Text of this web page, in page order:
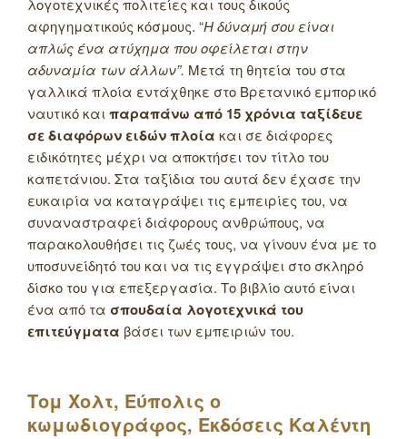
λογοτεχνικές πολιτείες και τους δικούς
αφηγηματικούς κόσμους. “Η δύναμή σου είναι
απλώς ένα ατύχημα που οφείλεται στην
αδυναμία των άλλων”. Μετά τη θητεία του στα
γαλλικά πλοία εντάχθηκε στο Βρετανικό εμπορικό
ναυτικό και παραπάνω από 15 χρόνια ταξίδευε
σε διαφόρων ειδών πλοία και σε διάφορες
ειδικότητες μέχρι να αποκτήσει τον τίτλο του
καπετάνιου. Στα ταξίδια του αυτά δεν έχασε την
ευκαιρία να καταγράψει τις εμπειρίες του, να
συναναστραφεί διάφορους ανθρώπους, να
παρακολουθήσει τις ζωές τους, να γίνουν ένα με το
υποσυνείδητό του και να τις εγγράψει στο σκληρό
δίσκο του για επεξεργασία. Το βιβλίο αυτό είναι
ένα από τα σπουδαία λογοτεχνικά του
επιτεύγματα βάσει των εμπειριών του.
Τομ Χολτ, Εύπολις ο
κωμωδιογράφος, Εκδόσεις Καλέντη